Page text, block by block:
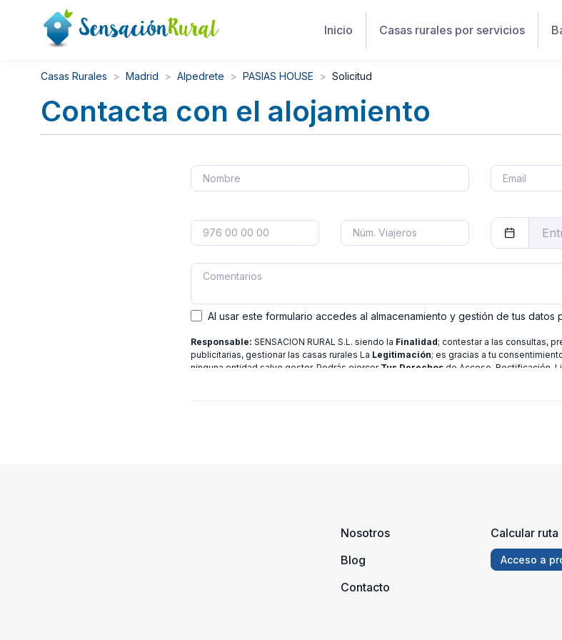
Inicio Casas rurales por servicios
Casas Rurales Madrid Alpedrete PASIAS HOUSE Solicitud
Contacta con el alojamiento
Al usar este formulario accedes al almacenamiento y gestión de tus datos
Responsable: SENSACION RURAL S.L. siendo la Finalidad; contestar a las consultas,
publicitarias, gestionar las casas rurales La Legitimación; es gracias a tu
ninguna entidad salvo gestor. Podrás ejercer Tus Derechos de Acceso, Rectificación,
Nosotros
Blog
Contacto
Calcular ruta
Acceso a